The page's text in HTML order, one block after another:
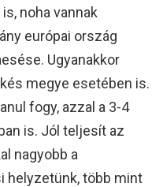
noha vannak
európai ország
Ugyanakkor
megye esetében is.
fogy, azzal a 3-4
is. Jól teljesít az
nagyobb a
helyzetünk, több mint